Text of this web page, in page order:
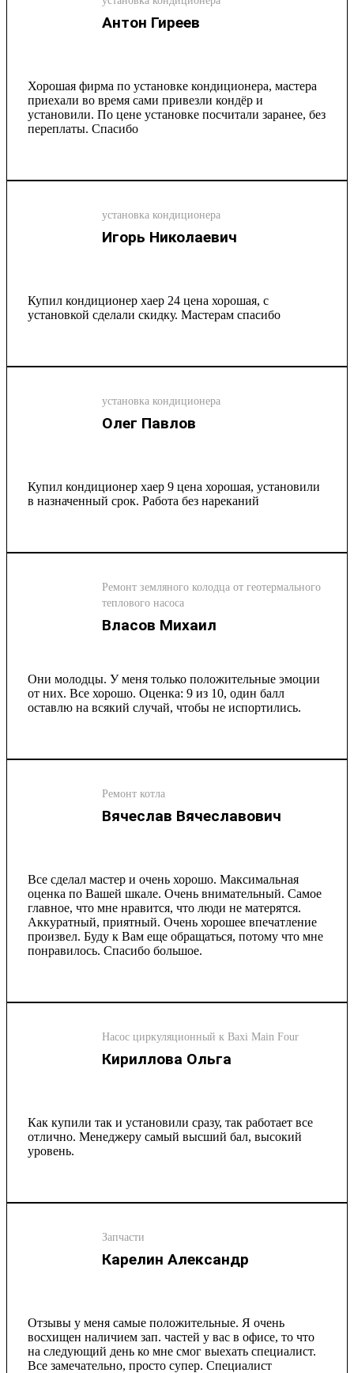
Антон Гиреев
Хорошая фирма по установке кондиционера, мастера
приехали во время сами привезли кондёр и
установили. По цене установке посчитали заранее, без
переплаты. Спасибо
установка кондиционера
Игорь Николаевич
Купил кондиционер хаер 24 цена хорошая, с
установкой сделали скидку. Мастерам спасибо
установка кондиционера
Олег Павлов
Купил кондиционер хаер 9 цена хорошая, установили
в назначенный срок. Работа без нареканий
Ремонт земляного колодца от геотермального
теплового насоса
Власов Михаил
Они молодцы. У меня только положительные эмоции
от них. Все хорошо. Оценка: 9 из 10, один балл
оставлю на всякий случай, чтобы не испортились.
Ремонт котла
Вячеслав Вячеславович
Все сделал мастер и очень хорошо. Максимальная
оценка по Вашей шкале. Очень внимательный. Самое
главное, что мне нравится, что люди не матерятся.
Аккуратный, приятный. Очень хорошее впечатление
произвел. Буду к Вам еще обращаться, потому что мне
понравилось. Спасибо большое.
Насос циркуляционный к Baxi Main Four
Кириллова Ольга
Как купили так и установили сразу, так работает все
отлично. Менеджеру самый высший бал, высокий
уровень.
Запчасти
Карелин Александр
Отзывы у меня самые положительные. Я очень
восхищен наличием зап. частей у вас в офисе, то что
на следующий день ко мне смог выехать специалист.
Все замечательно, просто супер. Специалист